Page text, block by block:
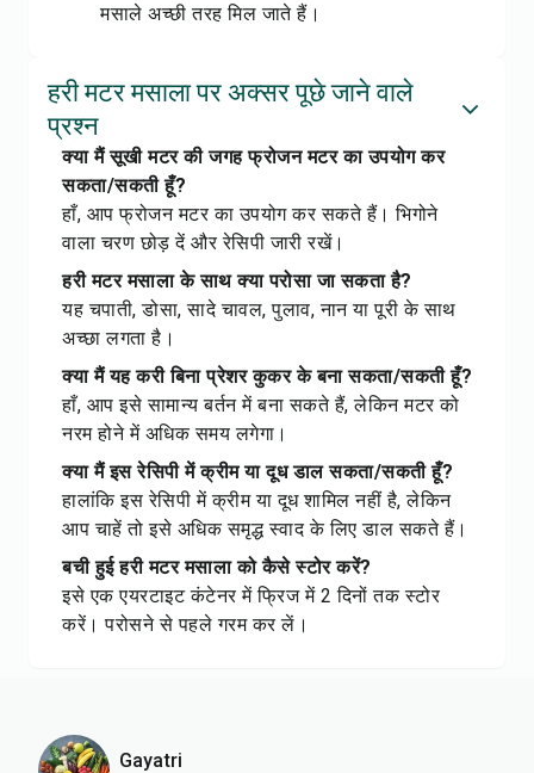
मसाले अच्छी तरह मिल जाते हैं।
हरी मटर मसाला पर अक्सर पूछे जाने वाले
प्रश्न
क्या मैं सूखी मटर की जगह फ्रोजन मटर का उपयोग कर
सकता/सकती हूँ?
हाँ, आप फ्रोजन मटर का उपयोग कर सकते हैं। भिगोने
वाला चरण छोड़ दें और रेसिपी जारी रखें।
हरी मटर मसाला के साथ क्या परोसा जा सकता है?
यह चपाती, डोसा, सादे चावल, पुलाव, नान या पूरी के साथ
अच्छा लगता है।
क्या मैं यह करी बिना प्रेशर कुकर के बना सकता/सकती हूँ?
हाँ, आप इसे सामान्य बर्तन में बना सकते हैं, लेकिन मटर को
नरम होने में अधिक समय लगेगा।
क्या मैं इस रेसिपी में क्रीम या दूध डाल सकता/सकती हूँ?
हालांकि इस रेसिपी में क्रीम या दूध शामिल नहीं है, लेकिन
आप चाहें तो इसे अधिक समृद्ध स्वाद के लिए डाल सकते हैं।
बची हुई हरी मटर मसाला को कैसे स्टोर करें?
इसे एक एयरटाइट कंटेनर में फ्रिज में 2 दिनों तक स्टोर
करें। परोसने से पहले गरम कर लें।
Gayatri